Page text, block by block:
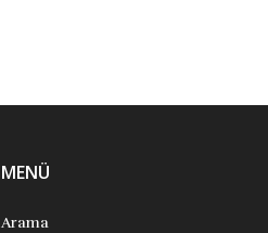
MENÜ
Arama